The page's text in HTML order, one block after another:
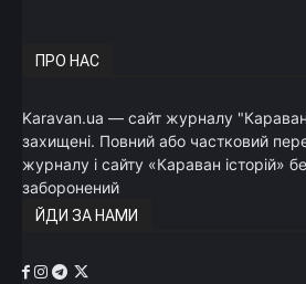
ПРО НАС
Karavan.ua — сайт журналу "Караван
захищені. Повний або частковий
журналу і сайту «Караван історій»
заборонений
ЙДИ ЗА НАМИ